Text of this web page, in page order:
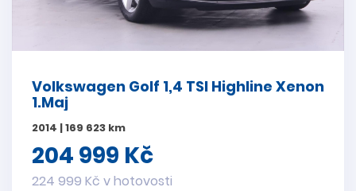
Volkswagen Golf 1,4 TSI Highline Xenon
1.Maj
2014 | 169 623 km
204 999 Kč
224 999 Kč v hotovosti